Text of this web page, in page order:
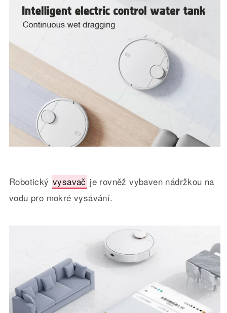
Robotický vysavač je rovněž vybaven nádržkou na
vodu pro mokré vysávání.